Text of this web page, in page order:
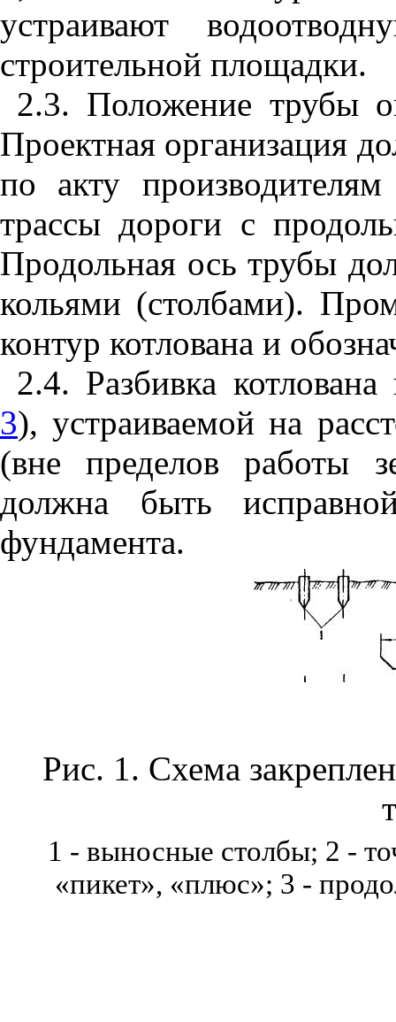
устраивают
строительной площадки.
2.3. Положение трубы
Проектная организация
по акту производителям
трассы дороги с
Продольная ось трубы
кольями (столбами).
контур котлована и
2.4. Разбивка
3), устраиваемой на
(вне пределов работы
должна быть
фундамента.
Рис. 1. Схема
1 - выносные столбы; 2 -
«пикет», «плюс»; 3 -